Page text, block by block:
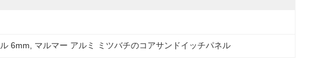
6mm マルマー アルミ ミツバチのコアサンドイッチパネル